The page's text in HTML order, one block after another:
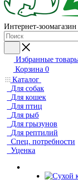
Интернет-
Избранные
Корзина 0
Каталог
Для собак
Для кошек
Для птиц
Для рыб
Для грызунов
Для рептилий
Спец. потребности
Уценка